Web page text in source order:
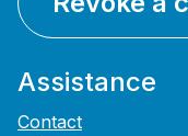
Assistance
Contact